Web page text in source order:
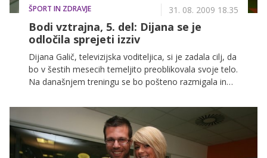
ŠPORT IN ZDRAVJE 31. 08. 2009 18.35
Bodi vztrajna, 5. del: Dijana se je
odločila sprejeti izziv
Dijana Galič, televizijska voditeljica, si je zadala cilj, da
bo v šestih mesecih temeljito preoblikovala svoje telo.
Na današnjem treningu se bo pošteno razmigala in